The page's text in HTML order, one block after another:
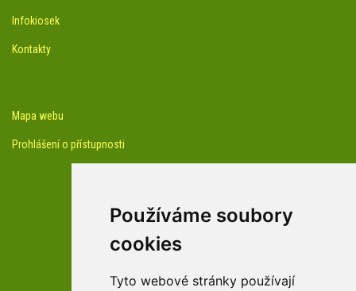
Používáme soubory
cookies
Tyto webové stránky používají
Infokiosek
Kontakty
Mapa webu
Prohlášení o přístupnosti